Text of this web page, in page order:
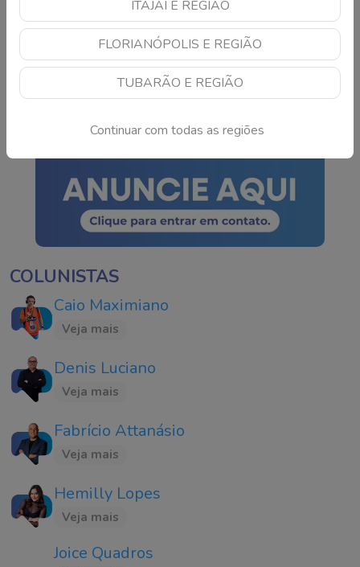
ITAJAÍ E REGIÃO
FLORIANÓPOLIS E REGIÃO
TUBARÃO E REGIÃO
Continuar com todas as regiões
Colisão frontal entre
carro e carreta deixa
idoso ferido em rodovia
de SC
Continue lendo
COLUNISTAS
Caio Maximiano
Veja mais
Denis Luciano
Veja mais
Fabrício Attanásio
Veja mais
Hemilly Lopes
Veja mais
Joice Quadros